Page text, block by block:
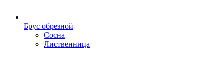
Брус обрезной
Сосна
Лиственница